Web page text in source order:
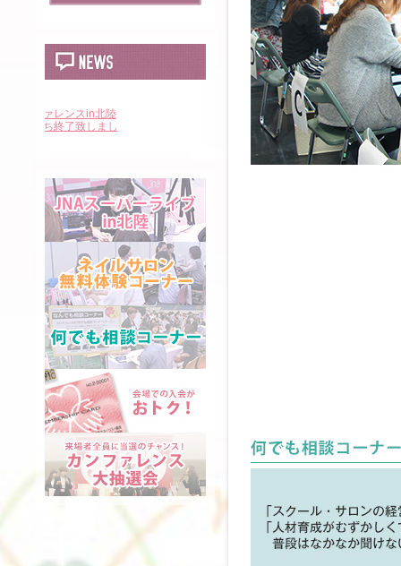
ネイルカンファレンスin北陸
は大盛況のうち終了致しまし
本日いよいよ開催です！皆様
のお越しをお待ちしておりま
特設サイトがグランドオープ
ンしました。